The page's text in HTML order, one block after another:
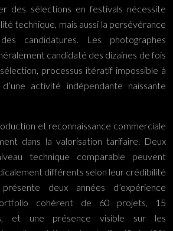
des sélections en festivals nécessite
technique, mais aussi la persévérance
candidatures. Les photographes
candidaté des dizaines de fois
processus itératif impossible à
activité indépendante naissante
et reconnaissance commerciale
dans la valorisation tarifaire. Deux
technique comparable peuvent
différents selon leur crédibilité
deux années d’expérience
cohérent de 60 projets, 15
et une présence visible sur les